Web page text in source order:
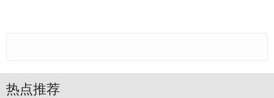
热点推荐